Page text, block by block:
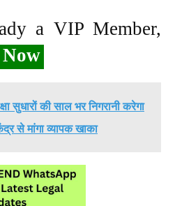
a VIP Member,
सुधारों की साल भर निगरानी करेगा
से मांगा व्यापक खाका